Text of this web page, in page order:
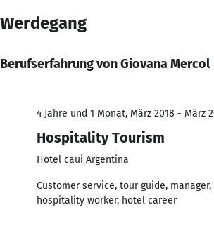
Werdegang
Berufserfahrung von Giovana Mercol
4 Jahre und 1 Monat, März 2018 - März
Hospitality Tourism
Hotel caui Argentina
Customer service, tour guide,
hospitality worker, hotel career